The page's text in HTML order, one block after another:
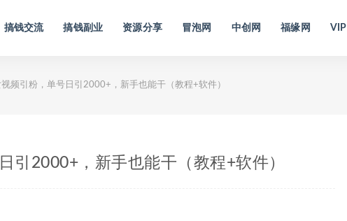
搞钱交流 搞钱副业 资源分享 冒泡网 中创网 福缘网 VIP
频引粉，单号日引2000+，新手也能干（教程+软件）
引2000+，新手也能干（教程+软件）